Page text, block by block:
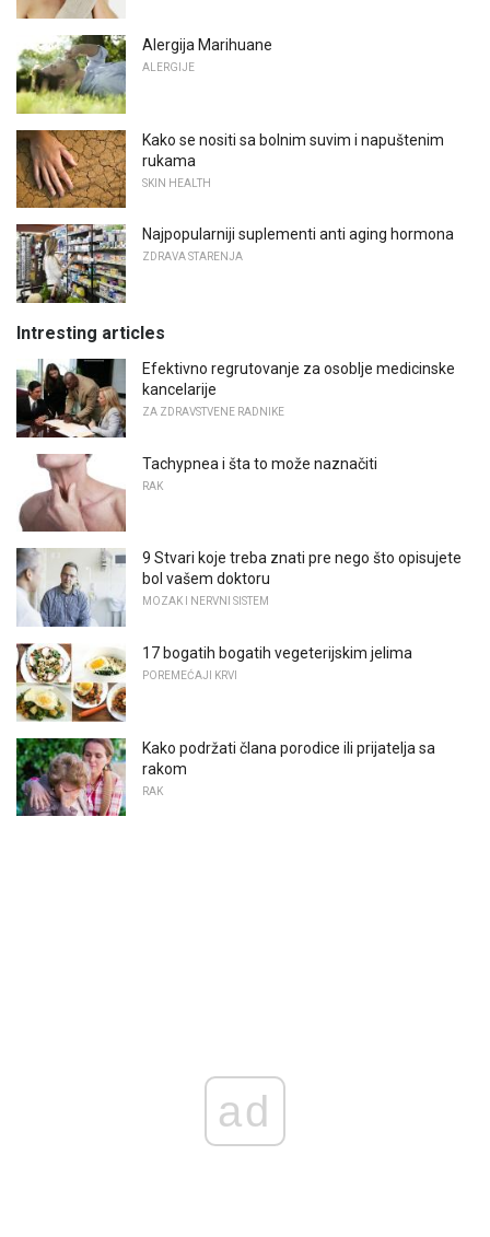
Alergija Marihuane
ALERGIJE
Kako se nositi sa bolnim suvim i napuštenim
rukama
SKIN HEALTH
Najpopularniji suplementi anti aging hormona
ZDRAVA STARENJA
Intresting articles
Efektivno regrutovanje za osoblje medicinske
kancelarije
ZA ZDRAVSTVENE RADNIKE
Tachypnea i šta to može naznačiti
RAK
9 Stvari koje treba znati pre nego što opisujete
bol vašem doktoru
MOZAK I NERVNI SISTEM
17 bogatih bogatih vegeterijskim jelima
POREMEĆAJI KRVI
Kako podržati člana porodice ili prijatelja sa
rakom
RAK
ad